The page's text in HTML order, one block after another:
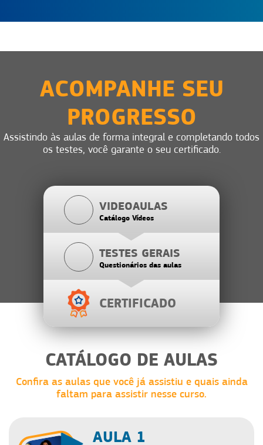
ACOMPANHE SEU
PROGRESSO
Assistindo às aulas de forma integral e completando todos
os testes, você garante o seu certificado.
VIDEOAULAS
Catálogo Vídeos
TESTES GERAIS
Questionários das aulas
CERTIFICADO
CATÁLOGO DE AULAS
Confira as aulas que você já assistiu e quais ainda
faltam para assistir nesse curso.
AULA 1